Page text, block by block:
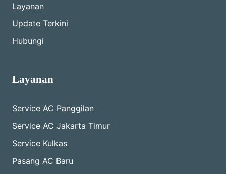
Layanan
Update Terkini
Hubungi
Layanan
Service AC Panggilan
Service AC Jakarta Timur
Service Kulkas
Pasang AC Baru